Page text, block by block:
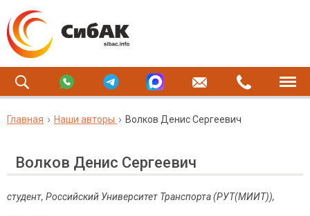
Главная Наши авторы Волков Денис Сергеевич
Волков Денис Сергеевич
студент, Российский Университет Транспорта (РУТ(МИИТ)),